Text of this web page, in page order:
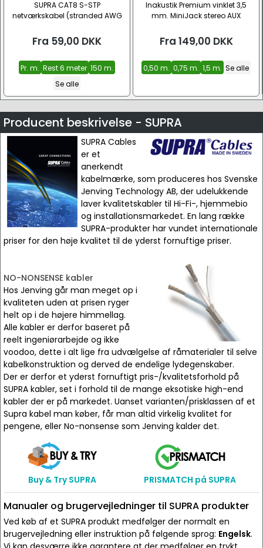
SUPRA CAT8 S-STP
netværkskabel (stranded AWG
Fra 59,00 DKK
Pr. m. Rest 6 meter 150 m.
Se alle
Inakustik Premium vinklet 3,5
mm. MiniJack stereo AUX
Fra 149,00 DKK
0,50 m. 0,75 m. 1,5 m. Se alle
Producent beskrivelse - SUPRA
SUPRA Cables
er et
anerkendt
kabelmærke, som produceres hos Svenske
Jenving Technology AB, der udelukkende
laver kvalitetskabler til Hi-Fi-, hjemmebio
og installationsmarkedet. En lang række
SUPRA-produkter har vundet internationale
priser for den høje kvalitet til de yderst fornuftige priser.
NO-NONSENSE kabler
Hos Jenving går man meget op i
kvaliteten uden at prisen ryger
helt op i de højere himmellag.
Alle kabler er derfor baseret på
reelt ingeniørarbejde og ikke
voodoo, dette i alt lige fra udvælgelse af råmaterialer til selve
kabelkonstruktion og derved de endelige lydegenskaber.
Der er derfor et yderst fornuftigt pris-/kvalitetsforhold på
SUPRA kabler, set i forhold til de mange eksotiske high-end
kabler der er på markedet. Uanset varianten/prisklassen af et
Supra kabel man køber, får man altid virkelig kvalitet for
pengene, eller No-nonsense som Jenving kalder det.
Buy & Try SUPRA PRISMATCH på SUPRA
Manualer og brugervejledninger til SUPRA produkter
Ved køb af et SUPRA produkt medfølger der normalt en
brugervejledning eller instruktion på følgende sprog: Engelsk.